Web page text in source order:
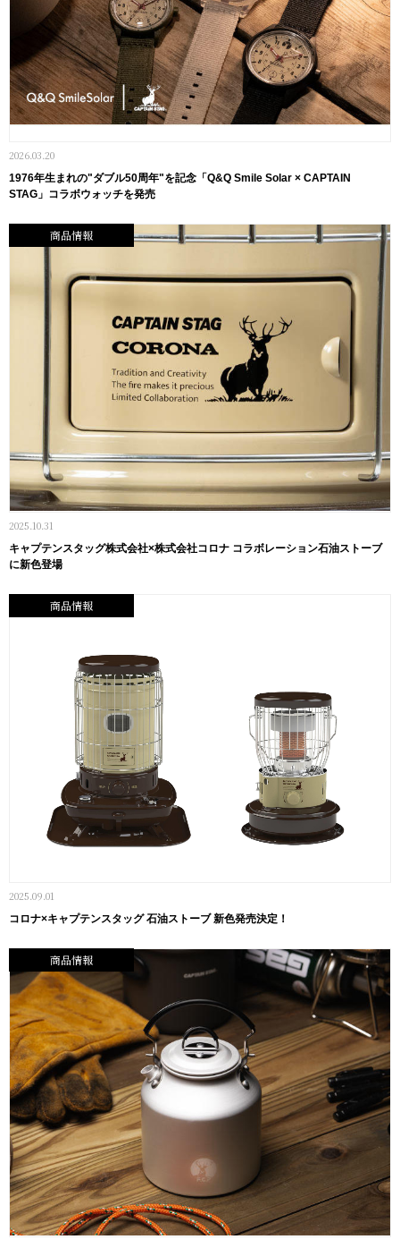
2026.03.20
1976年生まれの"ダブル50周年"を記念「Q&Q Smile Solar × CAPTAIN
STAG」コラボウォッチを発売
商品情報
2025.10.31
キャプテンスタッグ株式会社×株式会社コロナ コラボレーション石油ストーブ
に新色登場
商品情報
2025.09.01
コロナ×キャプテンスタッグ 石油ストーブ 新色発売決定！
商品情報